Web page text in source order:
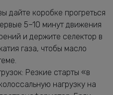
дайте коробке прогреться
5–10 минут движения
и держите селектор в
газа, чтобы масло
Резкие старты «в
нагрузку на